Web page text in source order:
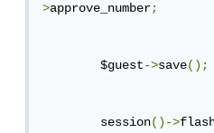
>approve_number;
        $guest
->save();
        session
()->